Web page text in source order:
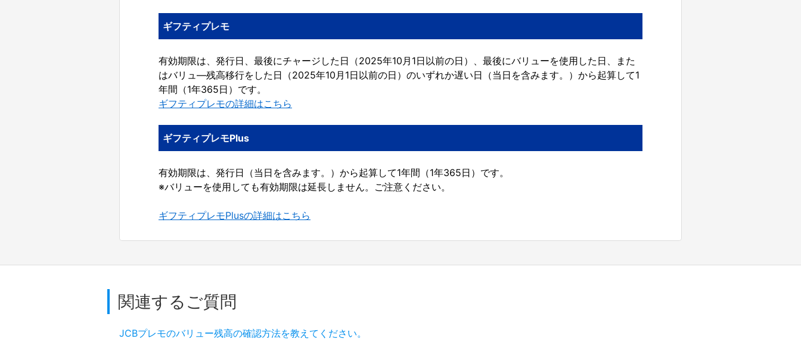
ギフティプレモ
有効期限は、発行日、最後にチャージした日（2025年10月1日以前の日）、最後にバリューを使用した日、また
はバリュ―残高移行をした日（2025年10月1日以前の日）のいずれか遅い日（当日を含みます。）から起算して1
年間（1年365日）です。
ギフティプレモの詳細はこちら
ギフティプレモPlus
有効期限は、発行日（当日を含みます。）から起算して1年間（1年365日）です。
※バリューを使用しても有効期限は延長しません。ご注意ください。
ギフティプレモPlusの詳細はこちら
関連するご質問
JCBプレモのバリュー残高の確認方法を教えてください。